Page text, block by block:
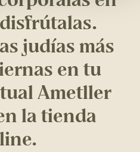
judías más
en tu
Ametller
la tienda